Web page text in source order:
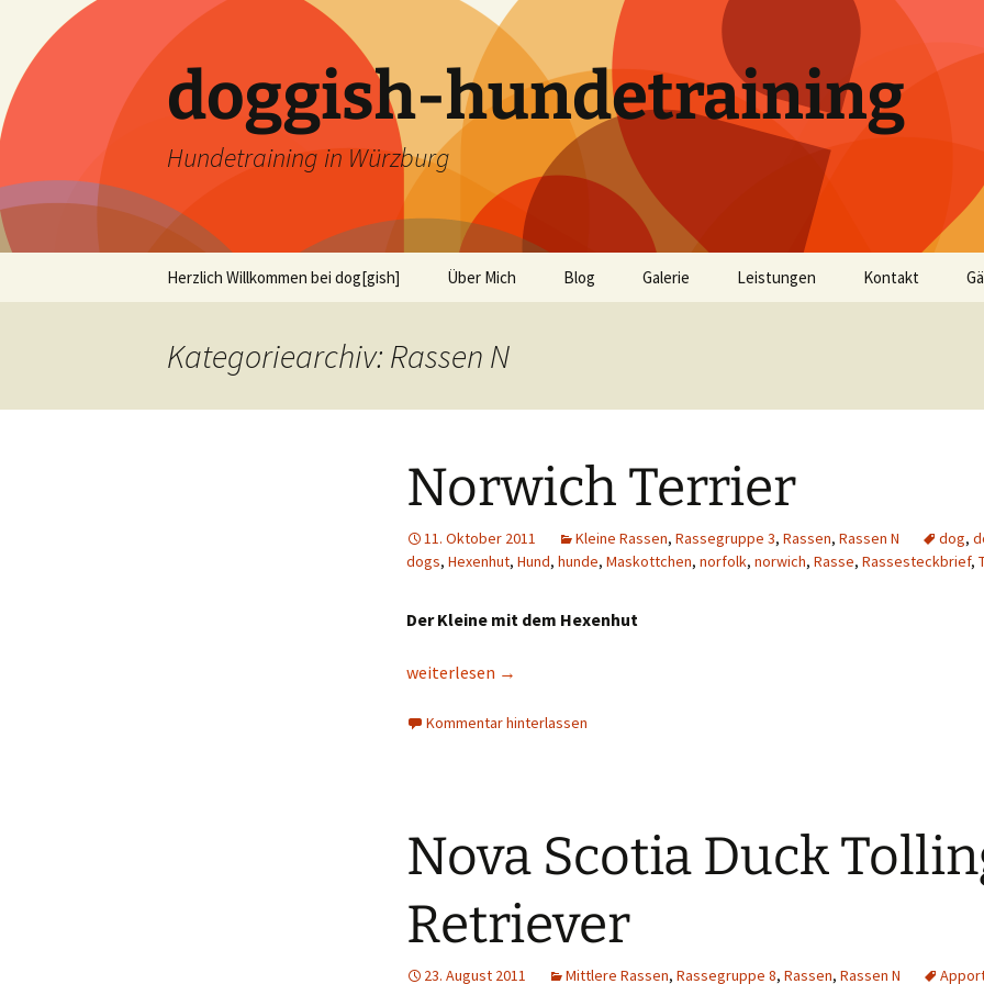
Inhalt
springen
doggish-hundetraining
Hundetraining in Würzburg
Herzlich Willkommen bei dog[gish] Über Mich
HundeTrainerTeam Ausbildung
Blog Galerie Leistungen
Auslastung
Infoboard
Kontakt
Kategoriearchiv: Rassen N
Norwich Terrier
11. Oktober 2011 Kleine Rassen, Rassegruppe 3, Rassen, Rassen N dog,
dogs, Hexenhut, Hund, hunde, Maskottchen, norfolk, norwich, Rasse, Rassesteckbrief,
Der Kleine mit dem Hexenhut
Norwich Terrier
weiterlesen →
Kommentar hinterlassen
Nova Scotia Duck
Retriever
23. August 2011 Mittlere Rassen, Rassegruppe 8, Rassen, Rassen N